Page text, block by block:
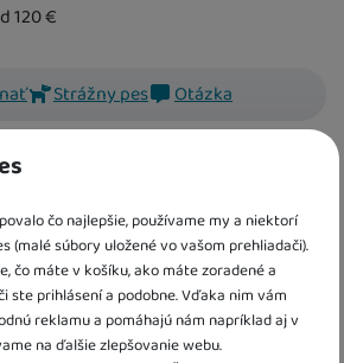
čo najlepšie, používame my a niektorí
(malé súbory uložené vo vašom prehliadači).
čo máte v košíku, ako máte zoradené a
prihlásení a podobne. Vďaka nim vám
reklamu a pomáhajú nám napríklad aj v
na ďalšie zlepšovanie webu.
slovami sa najmenšie deti
domácimi zvieratami. Reálne
pre ľahké učenie prvých slov.
120€
Strážny pes Otázka